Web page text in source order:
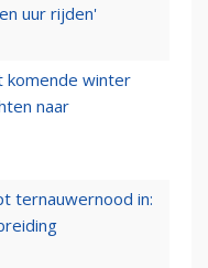
uur rijden'
komende winter
naar
ternauwernood in: